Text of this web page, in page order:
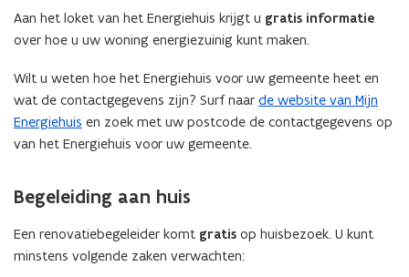
Aan het loket van het Energiehuis krijgt u gratis informatie
over hoe u uw woning energiezuinig kunt maken.
Wilt u weten hoe het Energiehuis voor uw gemeente heet en
wat de contactgegevens zijn? Surf naar de website van Mijn
Energiehuis en zoek met uw postcode de contactgegevens op
van het Energiehuis voor uw gemeente.
Begeleiding aan huis
Een renovatiebegeleider komt gratis op huisbezoek. U kunt
minstens volgende zaken verwachten: